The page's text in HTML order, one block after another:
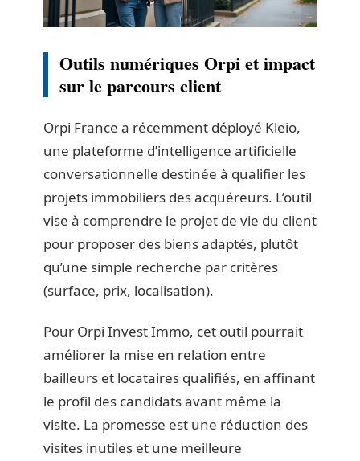
Outils numériques Orpi et impact
sur le parcours client
Orpi France a récemment déployé Kleio,
une plateforme d’intelligence artificielle
conversationnelle destinée à qualifier les
projets immobiliers des acquéreurs. L’outil
vise à comprendre le projet de vie du client
pour proposer des biens adaptés, plutôt
qu’une simple recherche par critères
(surface, prix, localisation).
Pour Orpi Invest Immo, cet outil pourrait
améliorer la mise en relation entre
bailleurs et locataires qualifiés, en affinant
le profil des candidats avant même la
visite. La promesse est une réduction des
visites inutiles et une meilleure